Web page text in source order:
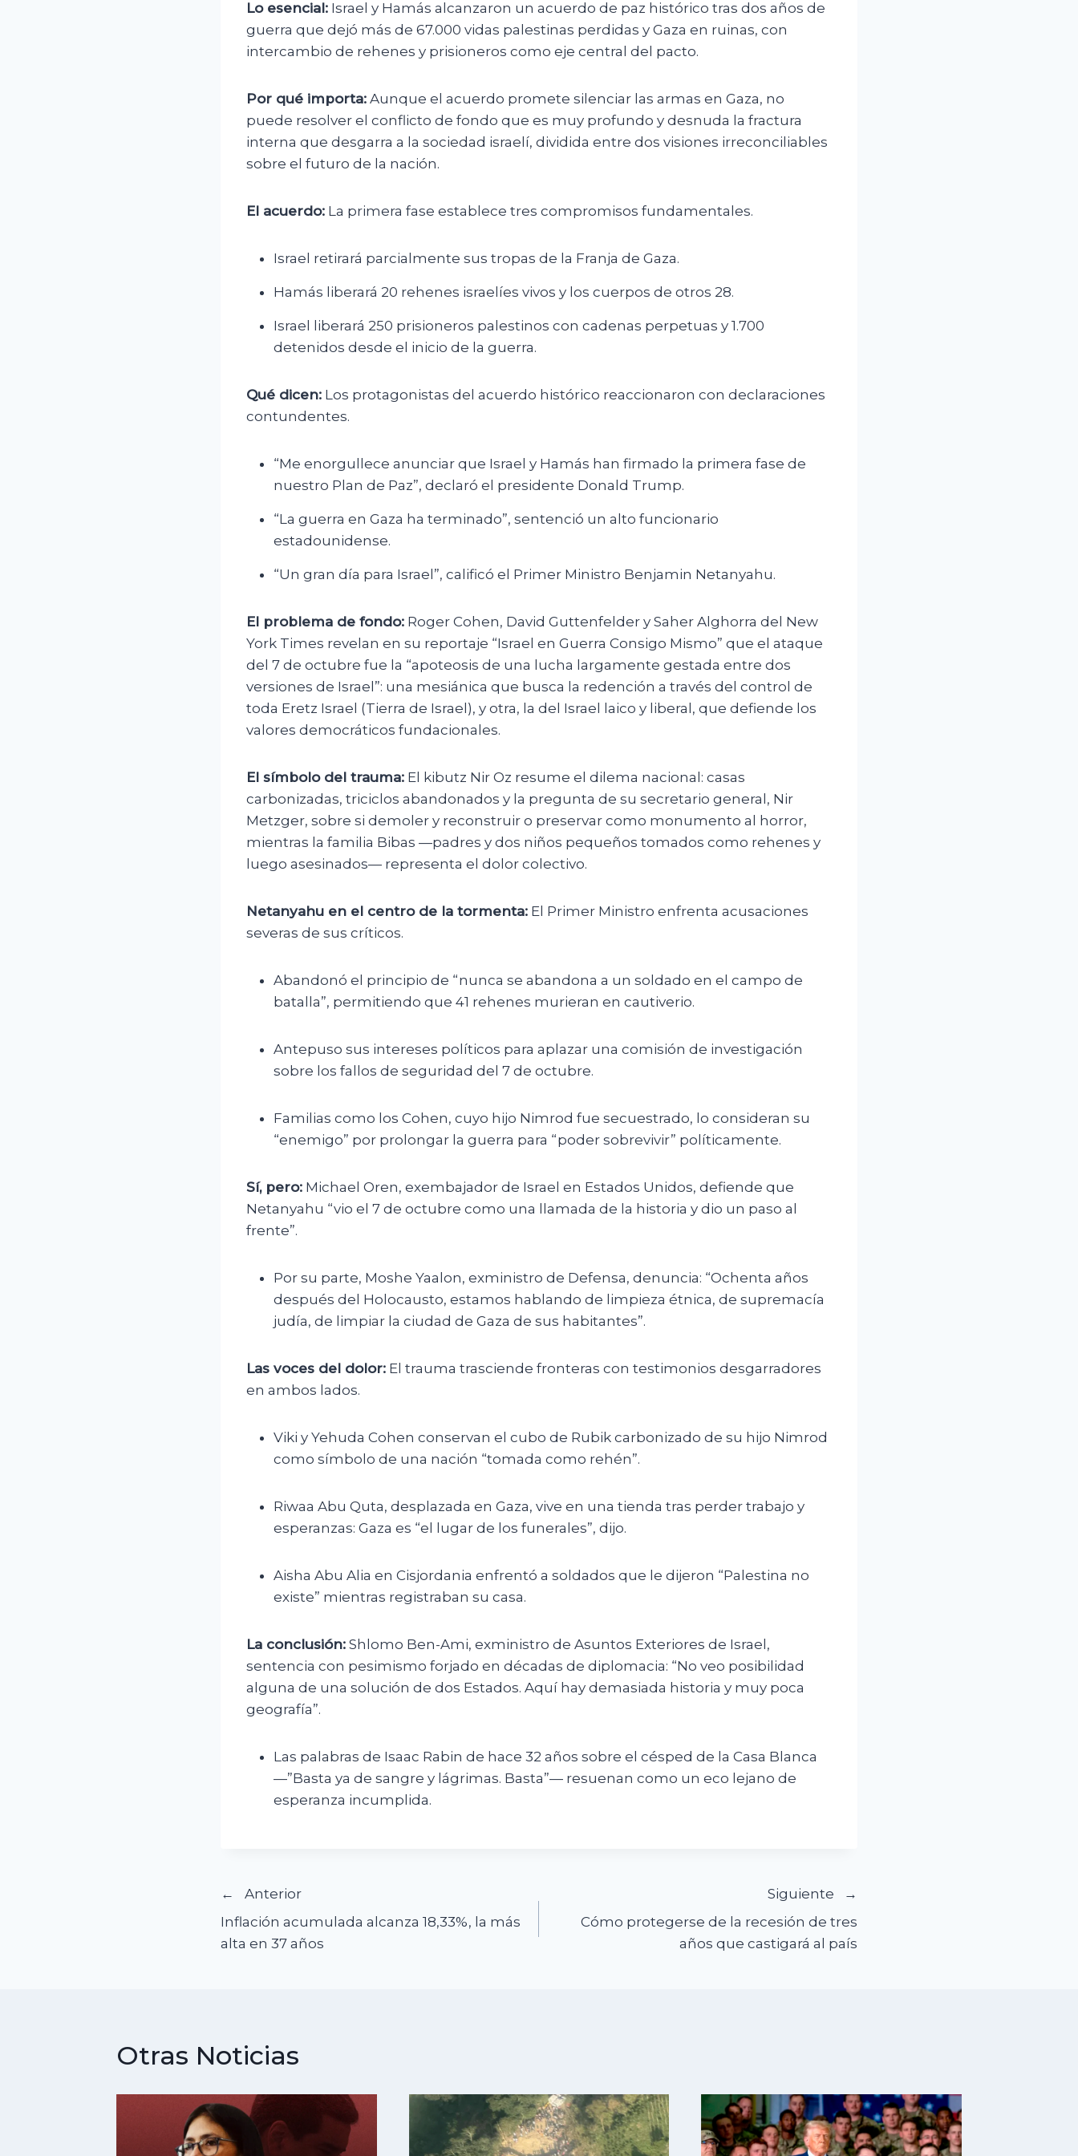
Lo esencial: Israel y Hamás alcanzaron un acuerdo de paz histórico tras dos años de
guerra que dejó más de 67.000 vidas palestinas perdidas y Gaza en ruinas, con
intercambio de rehenes y prisioneros como eje central del pacto.
Por qué importa: Aunque el acuerdo promete silenciar las armas en Gaza, no
puede resolver el conflicto de fondo que es muy profundo y desnuda la fractura
interna que desgarra a la sociedad israelí, dividida entre dos visiones irreconciliables
sobre el futuro de la nación.
El acuerdo: La primera fase establece tres compromisos fundamentales.
Israel retirará parcialmente sus tropas de la Franja de Gaza.
Hamás liberará 20 rehenes israelíes vivos y los cuerpos de otros 28.
Israel liberará 250 prisioneros palestinos con cadenas perpetuas y 1.700
detenidos desde el inicio de la guerra.
Qué dicen: Los protagonistas del acuerdo histórico reaccionaron con declaraciones
contundentes.
“Me enorgullece anunciar que Israel y Hamás han firmado la primera fase de
nuestro Plan de Paz”, declaró el presidente Donald Trump.
“La guerra en Gaza ha terminado”, sentenció un alto funcionario
estadounidense.
“Un gran día para Israel”, calificó el Primer Ministro Benjamin Netanyahu.
El problema de fondo: Roger Cohen, David Guttenfelder y Saher Alghorra del New
York Times revelan en su reportaje “Israel en Guerra Consigo Mismo” que el ataque
del 7 de octubre fue la “apoteosis de una lucha largamente gestada entre dos
versiones de Israel”: una mesiánica que busca la redención a través del control de
toda Eretz Israel (Tierra de Israel), y otra, la del Israel laico y liberal, que defiende los
valores democráticos fundacionales.
El símbolo del trauma: El kibutz Nir Oz resume el dilema nacional: casas
carbonizadas, triciclos abandonados y la pregunta de su secretario general, Nir
Metzger, sobre si demoler y reconstruir o preservar como monumento al horror,
mientras la familia Bibas —padres y dos niños pequeños tomados como rehenes y
luego asesinados— representa el dolor colectivo.
Netanyahu en el centro de la tormenta: El Primer Ministro enfrenta acusaciones
severas de sus críticos.
Abandonó el principio de “nunca se abandona a un soldado en el campo de
batalla”, permitiendo que 41 rehenes murieran en cautiverio.
Antepuso sus intereses políticos para aplazar una comisión de investigación
sobre los fallos de seguridad del 7 de octubre.
Familias como los Cohen, cuyo hijo Nimrod fue secuestrado, lo consideran su
“enemigo” por prolongar la guerra para “poder sobrevivir” políticamente.
Sí, pero: Michael Oren, exembajador de Israel en Estados Unidos, defiende que
Netanyahu “vio el 7 de octubre como una llamada de la historia y dio un paso al
frente”.
Por su parte, Moshe Yaalon, exministro de Defensa, denuncia: “Ochenta años
después del Holocausto, estamos hablando de limpieza étnica, de supremacía
judía, de limpiar la ciudad de Gaza de sus habitantes”.
Las voces del dolor: El trauma trasciende fronteras con testimonios desgarradores
en ambos lados.
Viki y Yehuda Cohen conservan el cubo de Rubik carbonizado de su hijo Nimrod
como símbolo de una nación “tomada como rehén”.
Riwaa Abu Quta, desplazada en Gaza, vive en una tienda tras perder trabajo y
esperanzas: Gaza es “el lugar de los funerales”, dijo.
Aisha Abu Alia en Cisjordania enfrentó a soldados que le dijeron “Palestina no
existe” mientras registraban su casa.
La conclusión: Shlomo Ben-Ami, exministro de Asuntos Exteriores de Israel,
sentencia con pesimismo forjado en décadas de diplomacia: “No veo posibilidad
alguna de una solución de dos Estados. Aquí hay demasiada historia y muy poca
geografía”.
Las palabras de Isaac Rabin de hace 32 años sobre el césped de la Casa Blanca
—”Basta ya de sangre y lágrimas. Basta”— resuenan como un eco lejano de
esperanza incumplida.
Navegación
de
Anterior
Inflación acumulada alcanza 18,33%, la más
alta en 37 años
Siguiente
Cómo protegerse de la recesión de tres
años que castigará al país
Otras Noticias